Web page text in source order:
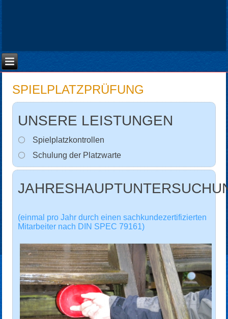
SPIELPLATZPRÜFUNG
UNSERE LEISTUNGEN
Spielplatzkontrollen
Schulung der Platzwarte
(einmal pro Jahr durch einen sachkundezertifizierten
Mitarbeiter nach DIN SPEC 79161)